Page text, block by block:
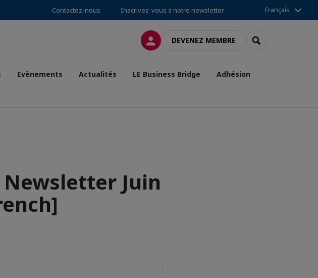
Contactez-nous Inscrivez-vous à notre newsletter Français
CONNEXIONDEVENEZ MEMBRE RECHERCHER
Evènements Actualités LE Business Bridge Adhésion
Juin